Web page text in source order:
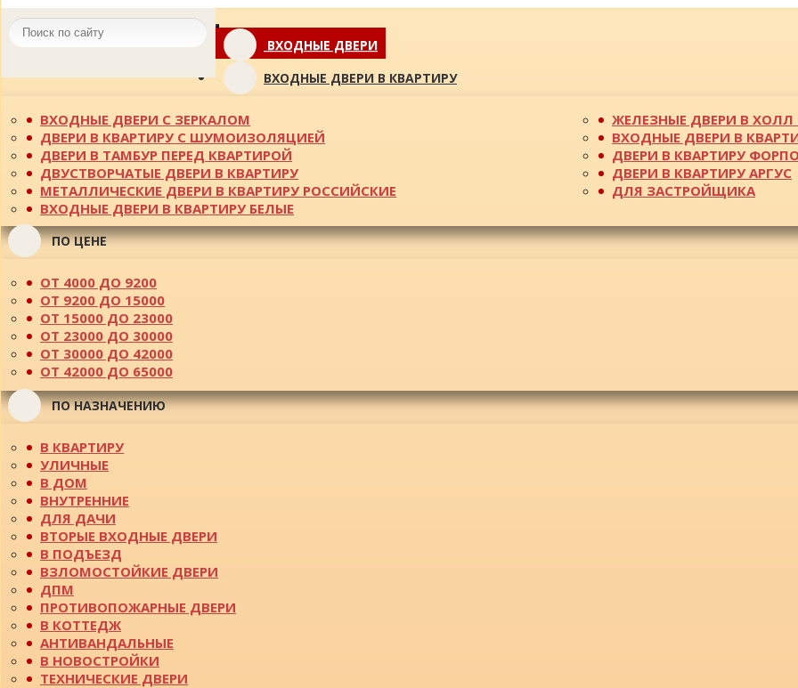
Toggle
navigationВХОДНЫЕ ДВЕРИ
ВХОДНЫЕ ДВЕРИ В КВАРТИРУ
ВХОДНЫЕ ДВЕРИ С ЗЕРКАЛОМ
ДВЕРИ В КВАРТИРУ С ШУМОИЗОЛЯЦИЕЙ
ДВЕРИ В ТАМБУР ПЕРЕД КВАРТИРОЙ
ДВУСТВОРЧАТЫЕ ДВЕРИ В КВАРТИРУ
МЕТАЛЛИЧЕСКИЕ ДВЕРИ В КВАРТИРУ РОССИЙСКИЕ
ВХОДНЫЕ ДВЕРИ В КВАРТИРУ БЕЛЫЕ
ЖЕЛЕЗНЫЕ ДВЕРИ В ХОЛЛ
ВХОДНЫЕ ДВЕРИ В
ДВЕРИ В КВАРТИРУ
ДВЕРИ В КВАРТИРУ АРГУС
ДЛЯ ЗАСТРОЙЩИКА
ПО ЦЕНЕ
ОТ 4000 ДО 9200
ОТ 9200 ДО 15000
ОТ 15000 ДО 23000
ОТ 23000 ДО 30000
ОТ 30000 ДО 42000
ОТ 42000 ДО 65000
ПО НАЗНАЧЕНИЮ
В КВАРТИРУ
УЛИЧНЫЕ
В ДОМ
ВНУТРЕННИЕ
ДЛЯ ДАЧИ
ВТОРЫЕ ВХОДНЫЕ ДВЕРИ
В ПОДЪЕЗД
ВЗЛОМОСТОЙКИЕ ДВЕРИ
ДПМ
ПРОТИВОПОЖАРНЫЕ ДВЕРИ
В КОТТЕДЖ
АНТИВАНДАЛЬНЫЕ
В НОВОСТРОЙКИ
ТЕХНИЧЕСКИЕ ДВЕРИ